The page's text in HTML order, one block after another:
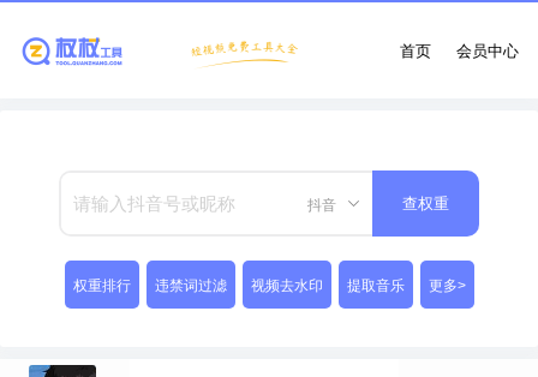
会员中心
首页
抖音 查权重
权重排行 违禁词过滤 视频去水印 提取音乐 更多>